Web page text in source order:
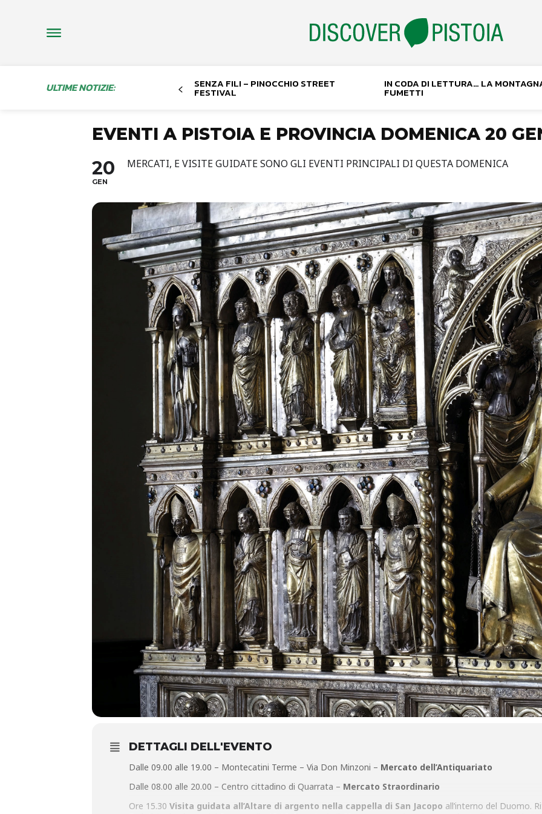
ULTIME NOTIZIE: SENZA FILI – PINOCCHIO STREET
FESTIVAL
IN CODA DI LETTURA… LA
FUMETTI
EVENTI A PISTOIA E PROVINCIA DOMENICA 20
20
GEN
MERCATI, E VISITE GUIDATE SONO GLI EVENTI PRINCIPALI DI QUESTA DOMENICA
DETTAGLI DELL'EVENTO
Dalle 09.00 alle 19.00 – Montecatini Terme – Via Don Minzoni – Mercato dell’Antiquariato
Dalle 08.00 alle 20.00 – Centro cittadino di Quarrata – Mercato Straordinario
Ore 15.30 Visita guidata all’Altare di argento nella cappella di San Jacopo all’interno del Duomo.